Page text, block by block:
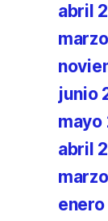
abril
junio
mayo
abril